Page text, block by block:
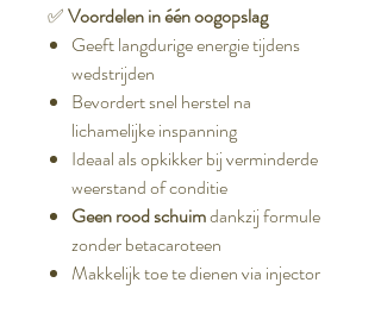
✅Voordelen in één oogopslag
Geeft langdurige energie tijdens
wedstrijden
Bevordert snel herstel na
lichamelijke inspanning
Ideaal als opkikker bij verminderde
weerstand of conditie
Geen rood schuimdankzij formule
zonder betacaroteen
Makkelijk toe te dienen via injector